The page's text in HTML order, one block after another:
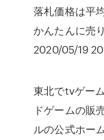
落札価格は平
かんたんに売
2020/05/19
東北でtvゲー
ドゲームの販
ルの公式ホー